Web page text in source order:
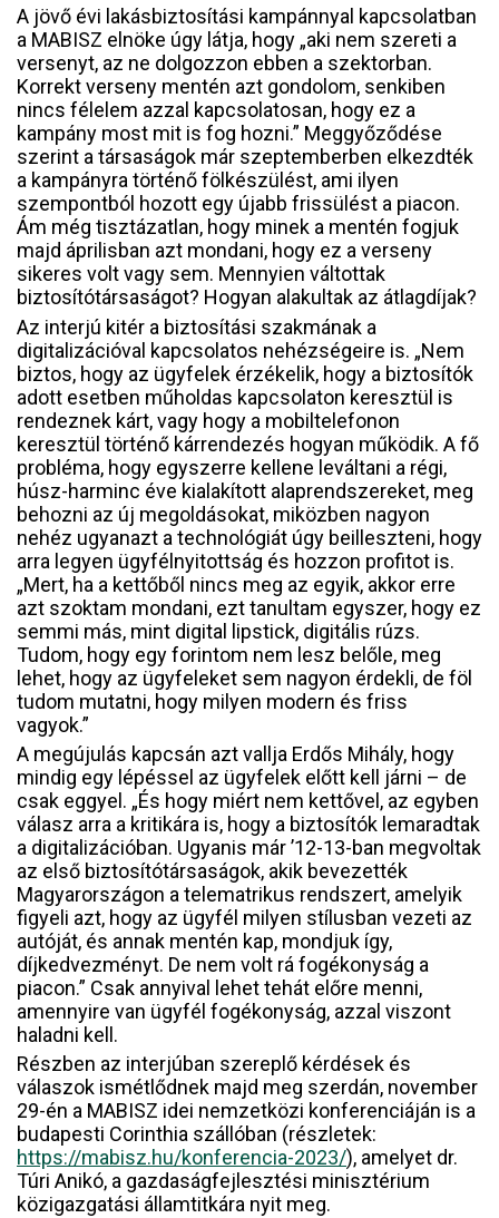
A jövő évi lakásbiztosítási kampánnyal kapcsolatban
a MABISZ elnöke úgy látja, hogy „aki nem szereti a
versenyt, az ne dolgozzon ebben a szektorban.
Korrekt verseny mentén azt gondolom, senkiben
nincs félelem azzal kapcsolatosan, hogy ez a
kampány most mit is fog hozni.” Meggyőződése
szerint a társaságok már szeptemberben elkezdték
a kampányra történő fölkészülést, ami ilyen
szempontból hozott egy újabb frissülést a piacon.
Ám még tisztázatlan, hogy minek a mentén fogjuk
majd áprilisban azt mondani, hogy ez a verseny
sikeres volt vagy sem. Mennyien váltottak
biztosítótársaságot? Hogyan alakultak az átlagdíjak?
Az interjú kitér a biztosítási szakmának a
digitalizációval kapcsolatos nehézségeire is. „Nem
biztos, hogy az ügyfelek érzékelik, hogy a biztosítók
adott esetben műholdas kapcsolaton keresztül is
rendeznek kárt, vagy hogy a mobiltelefonon
keresztül történő kárrendezés hogyan működik. A fő
probléma, hogy egyszerre kellene leváltani a régi,
húsz-harminc éve kialakított alaprendszereket, meg
behozni az új megoldásokat, miközben nagyon
nehéz ugyanazt a technológiát úgy beilleszteni, hogy
arra legyen ügyfélnyitottság és hozzon profitot is.
„Mert, ha a kettőből nincs meg az egyik, akkor erre
azt szoktam mondani, ezt tanultam egyszer, hogy ez
semmi más, mint digital lipstick, digitális rúzs.
Tudom, hogy egy forintom nem lesz belőle, meg
lehet, hogy az ügyfeleket sem nagyon érdekli, de föl
tudom mutatni, hogy milyen modern és friss
vagyok.”
A megújulás kapcsán azt vallja Erdős Mihály, hogy
mindig egy lépéssel az ügyfelek előtt kell járni – de
csak eggyel. „És hogy miért nem kettővel, az egyben
válasz arra a kritikára is, hogy a biztosítók lemaradtak
a digitalizációban. Ugyanis már ’12-13-ban megvoltak
az első biztosítótársaságok, akik bevezették
Magyarországon a telematrikus rendszert, amelyik
figyeli azt, hogy az ügyfél milyen stílusban vezeti az
autóját, és annak mentén kap, mondjuk így,
díjkedvezményt. De nem volt rá fogékonyság a
piacon.” Csak annyival lehet tehát előre menni,
amennyire van ügyfél fogékonyság, azzal viszont
haladni kell.
Részben az interjúban szereplő kérdések és
válaszok ismétlődnek majd meg szerdán, november
29-én a MABISZ idei nemzetközi konferenciáján is a
budapesti Corinthia szállóban (részletek:
https://mabisz.hu/konferencia-2023/), amelyet dr.
Túri Anikó, a gazdaságfejlesztési minisztérium
közigazgatási államtitkára nyit meg.